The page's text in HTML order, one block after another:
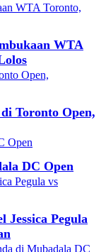
WTA
Toronto Open,
DC Open
Jessica Pegula